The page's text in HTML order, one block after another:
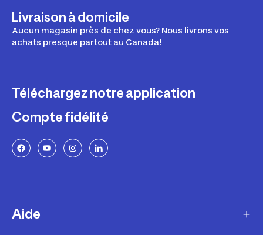
Livraison à domicile
Aucun magasin près de chez vous? Nous livrons vos
achats presque partout au Canada!
Téléchargez notre application
Compte fidélité
Aide